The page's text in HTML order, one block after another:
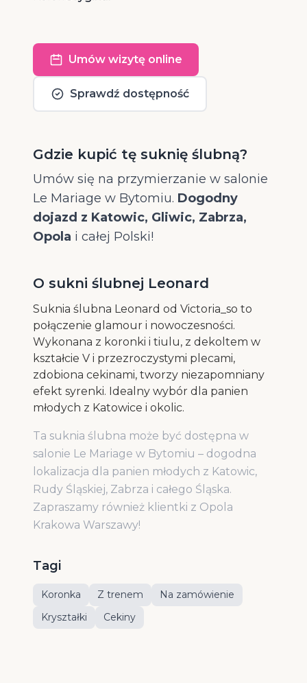
Umów wizytę online
Sprawdź dostępność
Gdzie kupić tę suknię ślubną?
Umów się na przymierzanie w salonie
Le Mariage w Bytomiu. Dogodny
dojazd z Katowic, Gliwic, Zabrza,
Opola i całej Polski!
O sukni ślubnej Leonard
Suknia ślubna Leonard od Victoria_so to
połączenie glamour i nowoczesności.
Wykonana z koronki i tiulu, z dekoltem w
kształcie V i przezroczystymi plecami,
zdobiona cekinami, tworzy niezapomniany
efekt syrenki. Idealny wybór dla panien
młodych z Katowice i okolic.
Ta suknia ślubna może być dostępna w
salonie Le Mariage w Bytomiu – dogodna
lokalizacja dla panien młodych z Katowic,
Rudy Śląskiej, Zabrza i całego Śląska.
Zapraszamy również klientki z Opola
Krakowa Warszawy!
Tagi
Koronka Z trenem
Na zamówienie
Kryształki
Cekiny